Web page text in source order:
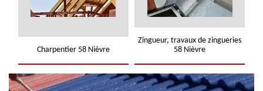
Charpentier 58 Nièvre
Zingueur, travaux de zingueries
58 Nièvre